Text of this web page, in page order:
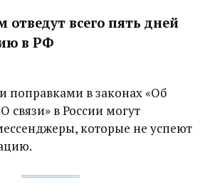
отведут всего пять дней
в РФ
поправками в законах «Об
связи» в России могут
которые не успеют